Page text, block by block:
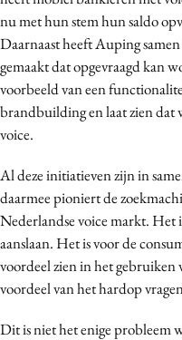
nu met hun stem hun saldo
Daarnaast heeft Auping
gemaakt dat opgevraagd kan
voorbeeld van een
brandbuilding en laat zien dat
voice.
Al deze initiatieven zijn in
daarmee pioniert de
Nederlandse voice markt. Het
aanslaan. Het is voor de
voordeel zien in het gebruiken
voordeel van het hardop
Dit is niet het enige probleem